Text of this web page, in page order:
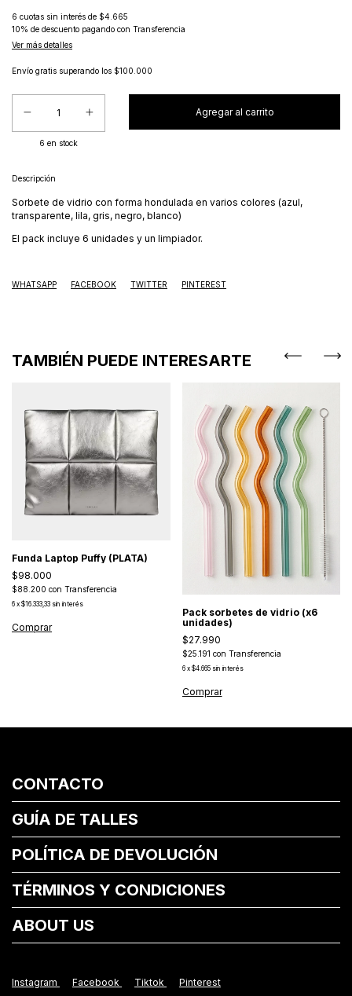
6 cuotas sin interés de $4.665
10% de descuento pagando con Transferencia
Ver más detalles
Envío gratis superando los $100.000
6 en stock
Descripción
Sorbete de vidrio con forma hondulada en varios colores (azul,
transparente, lila, gris, negro, blanco)
El pack incluye 6 unidades y un limpiador.
WHATSAPP FACEBOOK TWITTER PINTEREST
TAMBIÉN PUEDE INTERESARTE
Funda Laptop Puffy (PLATA)
$98.000
$88.200 con Transferencia
6 x $16.333,33 sin interés
Comprar
Pack sorbetes de vidrio (x6
unidades)
$27.990
$25.191 con Transferencia
6 x $4.665 sin interés
CONTACTO
GUÍA DE TALLES
POLÍTICA DE DEVOLUCIÓN
TÉRMINOS Y CONDICIONES
ABOUT US
Instagram Facebook Tiktok Pinterest